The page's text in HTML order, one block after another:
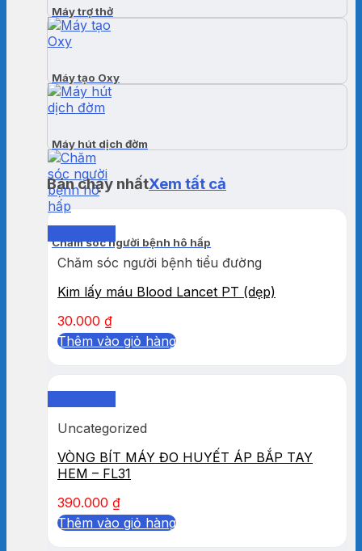
Máy trợ thở
Máy tạo Oxy
Máy hút dịch đờm
Chăm sóc người bệnh hô hấp
Bán chạy nhấtXem tất cả
Chăm sóc người bệnh tiểu đường
Kim lấy máu Blood Lancet PT (dẹp)
30.000 ₫
Thêm vào giỏ hàng
Uncategorized
VÒNG BÍT MÁY ĐO HUYẾT ÁP BẮP TAY
HEM – FL31
390.000 ₫
Thêm vào giỏ hàng